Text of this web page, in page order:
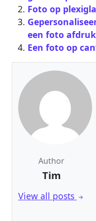
Foto op
een foto
Een foto op
Author
Tim
View all posts